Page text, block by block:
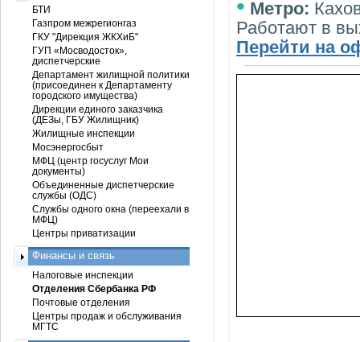
• Метро:
Работают в
Перейти на
БТИ
Газпром межрегионгаз
ГКУ "Дирекция ЖКХиБ"
ГУП «Мосводосток»,
диспетчерские
Департамент жилищной политики
(присоединен к Департаменту
городского имущества)
Дирекции единого заказчика
(ДЕЗы, ГБУ Жилищник)
Жилищные инспекции
Мосэнергосбыт
МФЦ (центр госуслуг Мои
документы)
Объединенные диспетчерские
службы (ОДС)
Службы одного окна (переехали в
МФЦ)
Центры приватизации
Финансы и связь
Налоговые инспекции
Отделения Сбербанка РФ
Почтовые отделения
Центры продаж и обслуживания
МГТС